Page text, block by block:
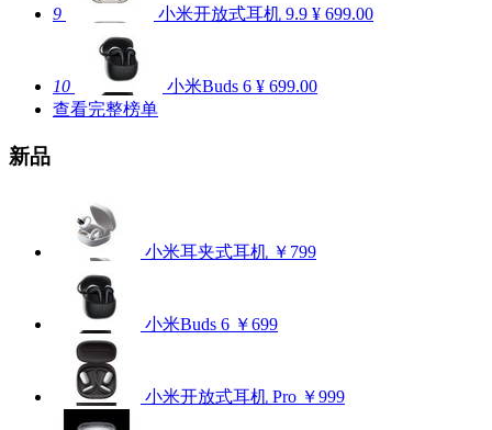
9 小米开放式耳机 9.9 ¥ 699.00
10 小米Buds 6 ¥ 699.00
查看完整榜单
新品
小米耳夹式耳机 ￥799
小米Buds 6 ￥699
小米开放式耳机 Pro ￥999